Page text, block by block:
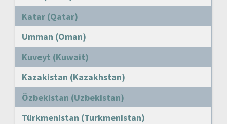
Katar (Qatar)
Umman (Oman)
Kuveyt (Kuwait)
Kazakistan (Kazakhstan)
Özbekistan (Uzbekistan)
Türkmenistan (Turkmenistan)